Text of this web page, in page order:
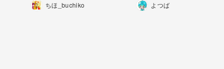
ちほ_buchiko よつば